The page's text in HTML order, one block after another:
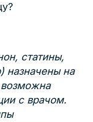
статины,
назначены на
с врачом.